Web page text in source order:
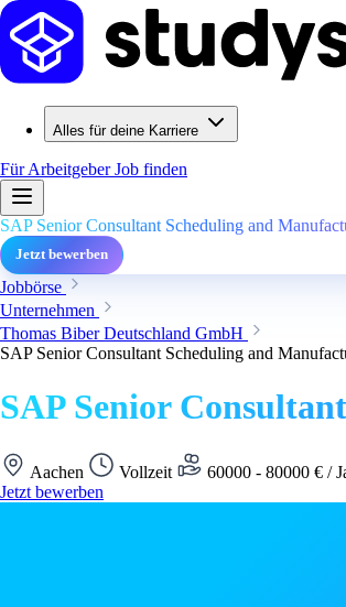
Alles für deine Karriere
Für ArbeitgeberJob finden
SAP Senior Consultant Scheduling and
Jetzt bewerben
Jobbörse
Unternehmen
Thomas Biber Deutschland GmbH
SAP Senior Consultant Scheduling and
SAP Senior
Aachen Vollzeit 60000 - 80000 € /
Jetzt bewerben